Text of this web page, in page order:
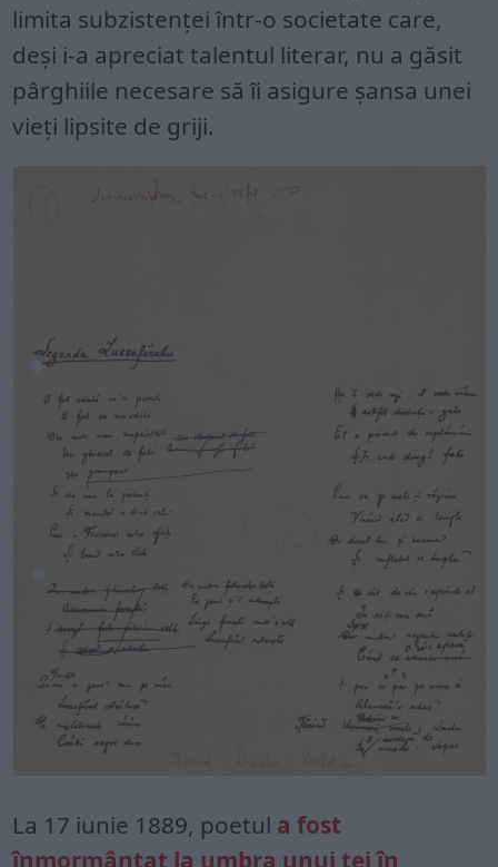
limita subzistenței într-o societate care,
deși i-a apreciat talentul literar, nu a găsit
pârghiile necesare să îi asigure șansa unei
vieți lipsite de griji.
La 17 iunie 1889, poetul a fost
înmormântat la umbra unui tei în